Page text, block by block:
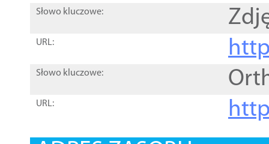
Słowo kluczowe:
URL:
Słowo kluczowe:
URL: